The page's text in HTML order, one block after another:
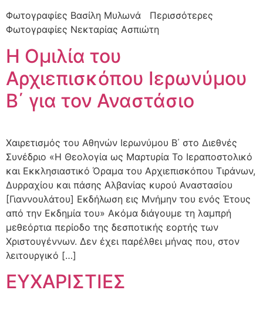
Φωτογραφίες Βασίλη Μυλωνά Περισσότερες
Φωτογραφίες Νεκταρίας Ασπιώτη
Η Ομιλία του
Αρχιεπισκόπου Ιερωνύμου
Β΄ για τον Αναστάσιο
Χαιρετισμός του Αθηνών Ιερωνύμου Β΄ στο Διεθνές
Συνέδριο «Η Θεολογία ως Μαρτυρία Το Ιεραποστολικό
και Εκκλησιαστικό Όραμα του Αρχιεπισκόπου Τιράνων,
Δυρραχίου και πάσης Αλβανίας κυρού Αναστασίου
[Γιαννουλάτου] Εκδήλωση εις Μνήμην του ενός Έτους
από την Εκδημία του» Ακόμα διάγουμε τη λαμπρή
μεθεόρτια περίοδο της δεσποτικής εορτής των
Χριστουγέννων. Δεν έχει παρέλθει μήνας που, στον
λειτουργικό […]
ΕΥΧΑΡΙΣΤΙΕΣ